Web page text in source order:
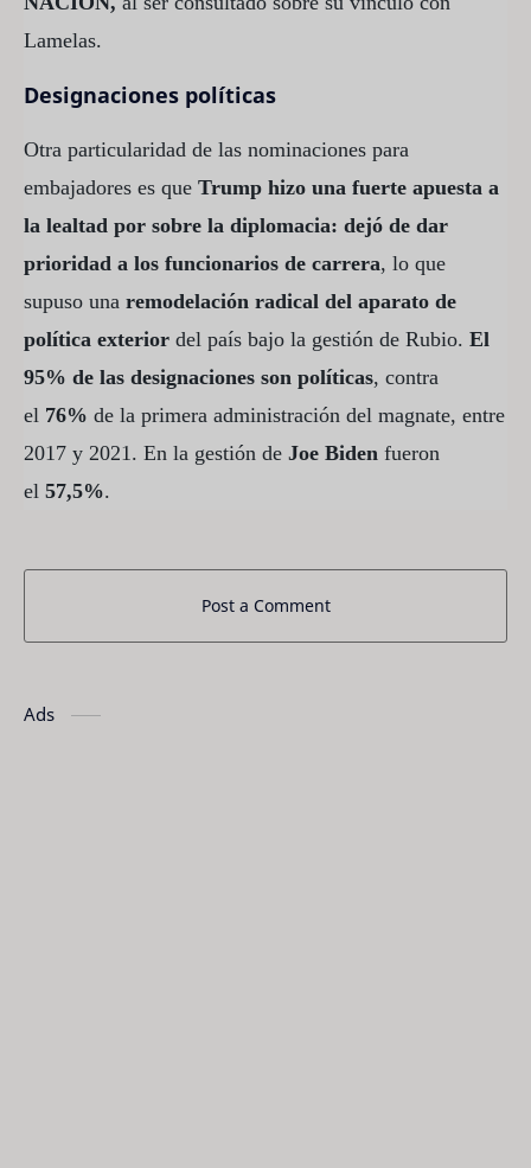
Lamelas.
Designaciones políticas
Otra particularidad de las nominaciones para
embajadores es que Trump hizo una fuerte apuesta a
la lealtad por sobre la diplomacia: dejó de dar
prioridad a los funcionarios de carrera, lo que
supuso una remodelación radical del aparato de
política exterior del país bajo la gestión de Rubio. El
95% de las designaciones son políticas, contra
el 76% de la primera administración del magnate, entre
2017 y 2021. En la gestión de Joe Biden fueron
el 57,5%.
Post a Comment
Ads